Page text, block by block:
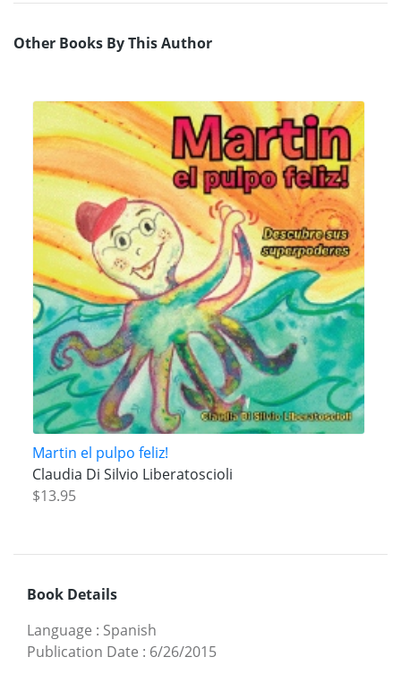
Other Books By This Author
Martin el pulpo feliz!
Claudia Di Silvio Liberatoscioli
$13.95
Book Details
Language : Spanish
Publication Date : 6/26/2015